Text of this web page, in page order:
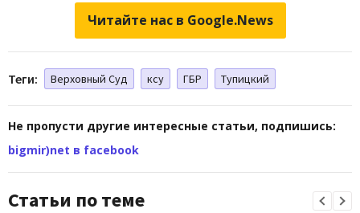
Читайте нас в Google.News
Теги: Верховный Суд ксу ГБР Тупицкий
Не пропусти другие интересные статьи, подпишись:
bigmir)net в facebook
Статьи по теме